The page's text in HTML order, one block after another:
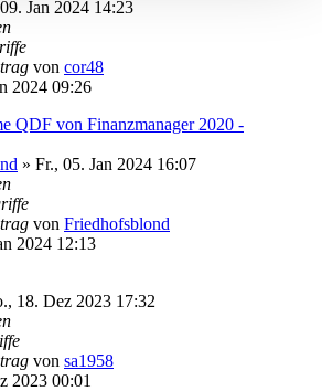
Jan 2024 14:23
von cor48
2024 09:26
QDF von Finanzmanager 2020 -
» Fr., 05. Jan 2024 16:07
von Friedhofsblond
2024 12:13
18. Dez 2023 17:32
von sa1958
2023 00:01